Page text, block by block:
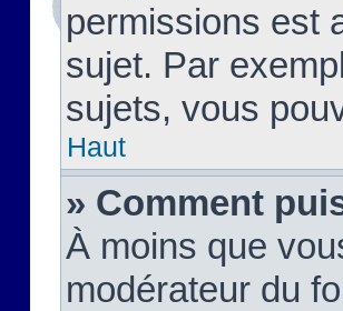
permissions est
sujet. Par
sujets, vous
Haut
» Comment
À moins que
modérateur du